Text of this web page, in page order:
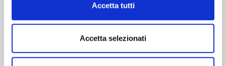
Accetta tutti
Accetta selezionati
Mostra tutto